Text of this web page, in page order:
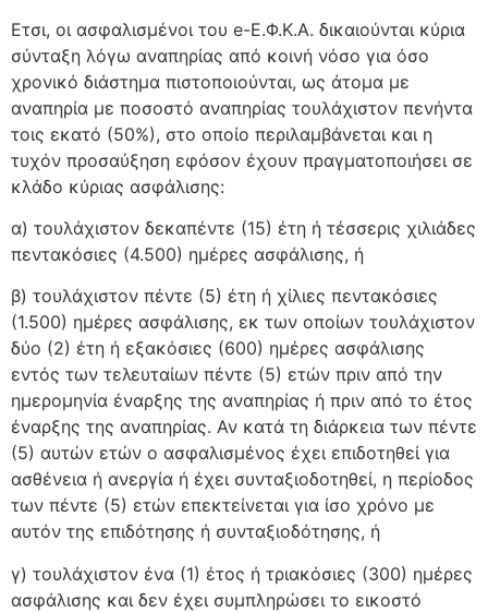
Ετσι, oι ασφαλισμένοι του e-Ε.Φ.Κ.Α. δικαιούνται κύρια
σύνταξη λόγω αναπηρίας από κοινή νόσο για όσο
χρονικό διάστημα πιστοποιούνται, ως άτομα με
αναπηρία με ποσοστό αναπηρίας τουλάχιστον πενήντα
τοις εκατό (50%), στο οποίο περιλαμβάνεται και η
τυχόν προσαύξηση εφόσον έχουν πραγματοποιήσει σε
κλάδο κύριας ασφάλισης:
α) τουλάχιστον δεκαπέντε (15) έτη ή τέσσερις χιλιάδες
πεντακόσιες (4.500) ημέρες ασφάλισης, ή
β) τουλάχιστον πέντε (5) έτη ή χίλιες πεντακόσιες
(1.500) ημέρες ασφάλισης, εκ των οποίων τουλάχιστον
δύο (2) έτη ή εξακόσιες (600) ημέρες ασφάλισης
εντός των τελευταίων πέντε (5) ετών πριν από την
ημερομηνία έναρξης της αναπηρίας ή πριν από το έτος
έναρξης της αναπηρίας. Αν κατά τη διάρκεια των πέντε
(5) αυτών ετών ο ασφαλισμένος έχει επιδοτηθεί για
ασθένεια ή ανεργία ή έχει συνταξιοδοτηθεί, η περίοδος
των πέντε (5) ετών επεκτείνεται για ίσο χρόνο με
αυτόν της επιδότησης ή συνταξιοδότησης, ή
γ) τουλάχιστον ένα (1) έτος ή τριακόσιες (300) ημέρες
ασφάλισης και δεν έχει συμπληρώσει το εικοστό